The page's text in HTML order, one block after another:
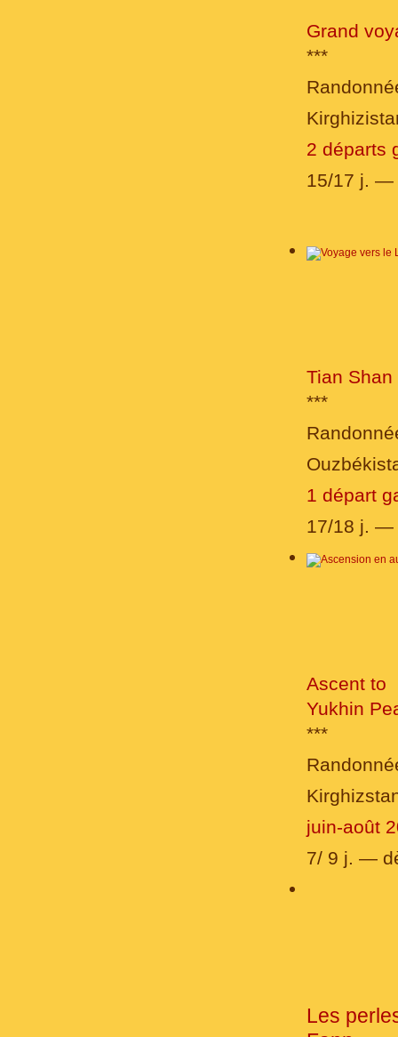
Grand
***
2 départs
15/17 j.
Tian
***
1 départ
17/18 j.
Ascent to
Yukhin
***
juin-août
7/ 9 j. —
Les